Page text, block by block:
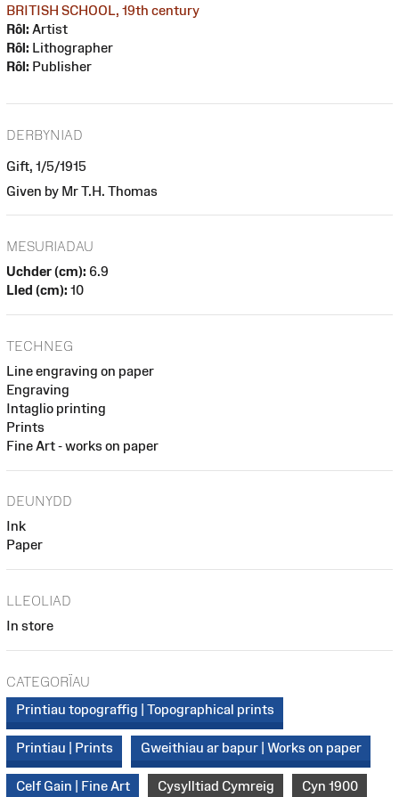
BRITISH SCHOOL, 19th century
Rôl: Artist
Rôl: Lithographer
Rôl: Publisher
DERBYNIAD
Gift, 1/5/1915
Given by Mr T.H. Thomas
MESURIADAU
Uchder (cm): 6.9
Lled (cm): 10
TECHNEG
Line engraving on paper
Engraving
Intaglio printing
Prints
Fine Art - works on paper
DEUNYDD
Ink
Paper
LLEOLIAD
In store
CATEGORÏAU
Printiau topograffig | Topographical prints
Printiau | Prints Gweithiau ar bapur | Works on paper
Celf Gain | Fine Art Cysylltiad Cymreig Cyn 1900